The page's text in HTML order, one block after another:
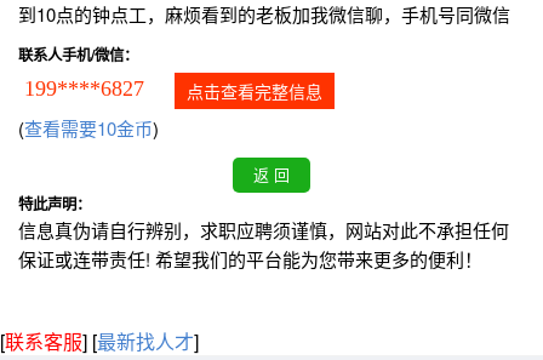
到10点的钟点工，麻烦看到的老板加我微信聊，手机号同微信
联系人手机/微信：
199****6827 点击查看完整信息
(查看需要10金币)
特此声明：
信息真伪请自行辨别，求职应聘须谨慎，网站对此不承担任何
保证或连带责任! 希望我们的平台能为您带来更多的便利！
[联系客服] [最新找人才]